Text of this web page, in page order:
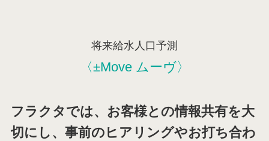
将来給水人口予測
〈±Move ムーヴ〉
フラクタでは、お客様との情報共有を大
切にし、事前のヒアリングやお打ち合わ